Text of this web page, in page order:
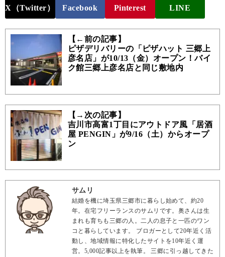
X（Twitter） Facebook Pinterest LINE
【←前の記事】
ピザデリバリーの「ピザハット 三郷上
彦名店」が10/13（金）オープン！バイ
ク館三郷上彦名店と同じ敷地内
【→次の記事】
吉川市高富1丁目にアウトドア風「居酒
屋 PENGIN」が9/16（土）からオープ
ン
サムリ
結婚を機に埼玉県三郷市に暮らし始めて、約20
年。在宅フリーランスのサムリです。奥さんは生
まれも育ちも三郷の人。二人の息子と一匹のワン
コと暮らしています。 ブロガーとして20年近く活
動し、地域情報に特化したサイトを10年近く運
営。5,000記事以上を執筆。 三郷に引っ越してきた